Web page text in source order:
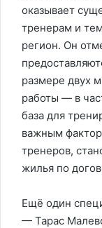
оказывает
тренерам и
регион. Он
размере двух
работы — в
база для
важным
тренеров,
жилья по
Ещё один
— Тарас